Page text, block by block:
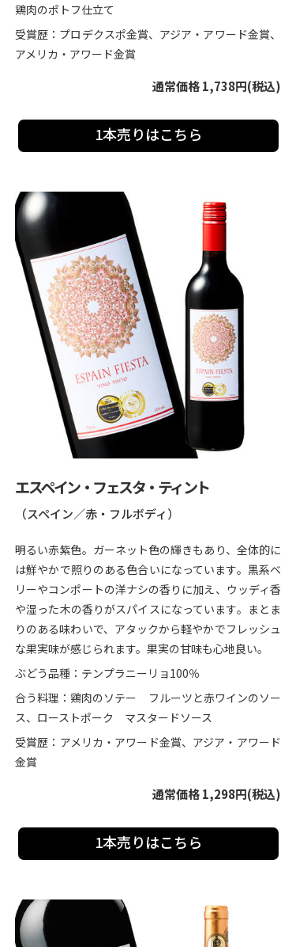
鶏肉のポトフ仕立て
受賞歴：プロデクスポ金賞、アジア・アワード金賞、
アメリカ・アワード金賞
通常価格 1,738円(税込)
1本売りはこちら
エスペイン・フェスタ・ティント
（スペイン／赤・フルボディ）
明るい赤紫色。ガーネット色の輝きもあり、全体的に
は鮮やかで照りのある色合いになっています。黒系ベ
リーやコンポートの洋ナシの香りに加え、ウッディ香
や湿った木の香りがスパイスになっています。まとま
りのある味わいで、アタックから軽やかでフレッシュ
な果実味が感じられます。果実の甘味も心地良い。
ぶどう品種：テンプラニーリョ100％
合う料理：鶏肉のソテー フルーツと赤ワインのソー
ス、ローストポーク マスタードソース
受賞歴：アメリカ・アワード金賞、アジア・アワード
金賞
通常価格 1,298円(税込)
1本売りはこちら